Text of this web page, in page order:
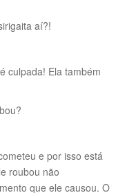
aí?!
culpada! Ela também
e por isso está
roubou não
que ele causou. O